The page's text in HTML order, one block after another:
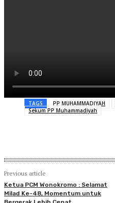
TAGS PP MUHAMMADIYAH
Sekum PP Muhammadiyah
Previous article
Ketua PCM Wonokromo : Selamat
Milad Ke-48, Momentum untuk